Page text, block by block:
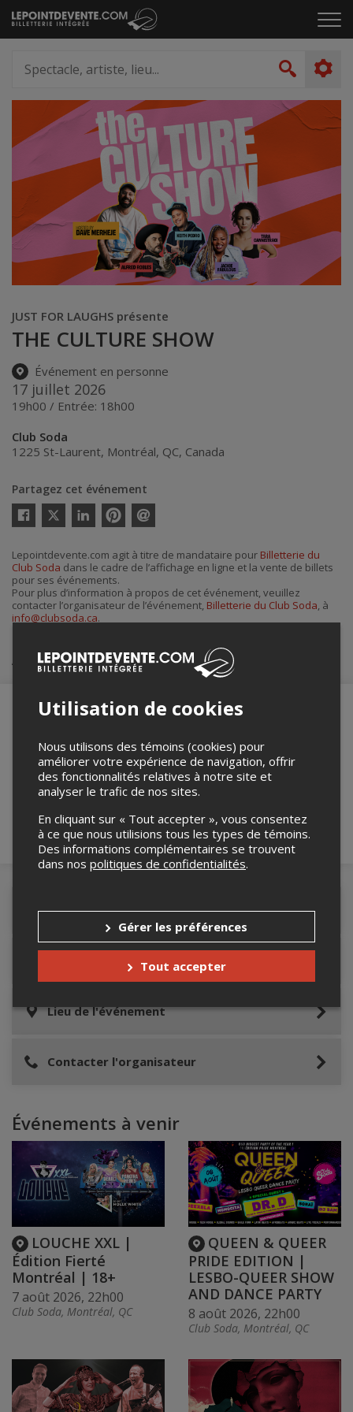
Passer
au
le
artiste,
lieu...
JUST FOR LAUGHS présente
THE CULTURE SHOW
Événement en personne
17 juillet 2026
19h00 / Entrée: 18h00
Club Soda
1225 St-Laurent, Montréal, QC, Canada
Partagez cet événement
Twitter
courriel
Lepointdevente.com agit à titre de mandataire pour Billetterie du
Club Soda dans le cadre de l’affichage en ligne et la vente de billets
pour ses événements.
Pour plus d’information à propos de cet événement, veuillez
contacter l’organisateur de l’événement, Billetterie du Club Soda, à
info@clubsoda.ca.
Achat de billets
Merci de confirmer que vous n'êtes pas un
robot ci-bas.
Détails de l'événement
Informations relatives au stationnement
Lieu de l'événement
Contacter l'organisateur
Événements à venir
LOUCHE XXL |
Édition Fierté
Montréal | 18+
7 août 2026, 22h00
Club Soda, Montréal, QC
QUEEN & QUEER
PRIDE EDITION |
LESBO-QUEER SHOW
AND DANCE PARTY
8 août 2026, 22h00
Club Soda, Montréal, QC
Utilisation de cookies
Nous utilisons des témoins (cookies) pour
améliorer votre expérience de navigation, offrir
des fonctionnalités relatives à notre site et
analyser le trafic de nos sites.
En cliquant sur « Tout accepter », vous consentez
à ce que nous utilisions tous les types de témoins.
Des informations complémentaires se trouvent
dans nos politiques de confidentialités.
Gérer les préférences
Tout accepter